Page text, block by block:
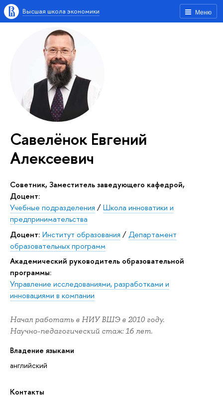
Меню
Высшая школа экономики
Савелёнок Евгений
Алексеевич
Советник, Заместитель заведующего кафедрой,
Доцент:
Учебные подразделения /Школа инноватики и
предпринимательства
Доцент: Институт образования /Департамент
образовательных программ
Академический руководитель образовательной
программы:
Управление исследованиями, разработками и
инновациями в компании
Начал работать в НИУ ВШЭ в 2010 году.
Научно-педагогический стаж: 16 лет.
Владение языками
английский
Контакты